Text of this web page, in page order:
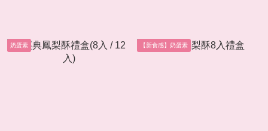
奶蛋素 【新食感】奶蛋素